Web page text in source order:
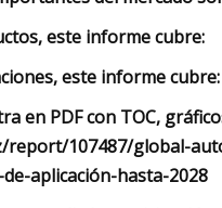
este informe cubre:
este informe cubre:
en PDF con TOC,
report/107487/global-
aplicación-hasta-2028